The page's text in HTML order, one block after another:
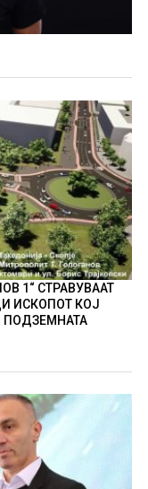
1“ СТРАВУВААТ
ИСКОПОТ КОЈ
ПОДЗЕМНАТА